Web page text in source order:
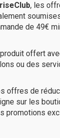
, les
de 49€
offert
ou des
offres de
sur les
promotions